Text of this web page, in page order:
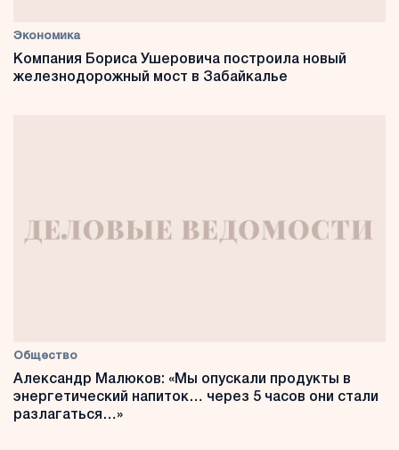
Экономика
Компания Бориса Ушеровича построила новый
железнодорожный мост в Забайкалье
Общество
Александр Малюков: «Мы опускали продукты в
энергетический напиток… через 5 часов они стали
разлагаться…»